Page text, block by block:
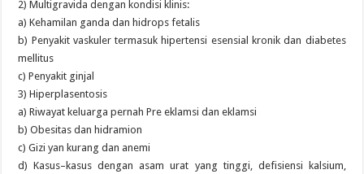
2) Multigravida dengan kondisi klinis:
a) Kehamilan ganda dan hidrops fetalis
b) Penyakit vaskuler termasuk hipertensi esensial kronik dan diabetes
mellitus
c) Penyakit ginjal
3) Hiperplasentosis
a) Riwayat keluarga pernah Pre eklamsi dan eklamsi
b) Obesitas dan hidramion
c) Gizi yan kurang dan anemi
d) Kasus–kasus dengan asam urat yang tinggi, defisiensi kalsium,